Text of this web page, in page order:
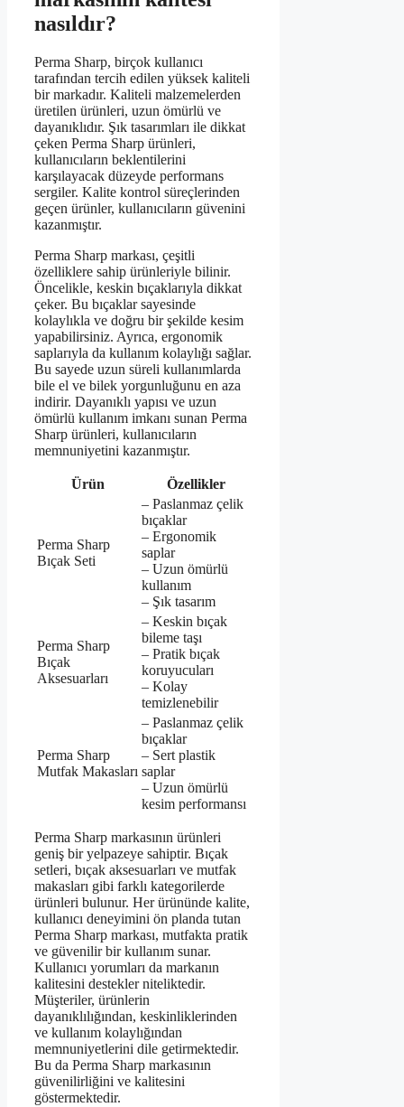
nasıldır?
Perma Sharp, birçok kullanıcı
tarafından tercih edilen yüksek kaliteli
bir markadır. Kaliteli malzemelerden
üretilen ürünleri, uzun ömürlü ve
dayanıklıdır. Şık tasarımları ile dikkat
çeken Perma Sharp ürünleri,
kullanıcıların beklentilerini
karşılayacak düzeyde performans
sergiler. Kalite kontrol süreçlerinden
geçen ürünler, kullanıcıların güvenini
kazanmıştır.
Perma Sharp markası, çeşitli
özelliklere sahip ürünleriyle bilinir.
Öncelikle, keskin bıçaklarıyla dikkat
çeker. Bu bıçaklar sayesinde
kolaylıkla ve doğru bir şekilde kesim
yapabilirsiniz. Ayrıca, ergonomik
saplarıyla da kullanım kolaylığı sağlar.
Bu sayede uzun süreli kullanımlarda
bile el ve bilek yorgunluğunu en aza
indirir. Dayanıklı yapısı ve uzun
ömürlü kullanım imkanı sunan Perma
Sharp ürünleri, kullanıcıların
memnuniyetini kazanmıştır.
Ürün Özellikler
Perma Sharp
Bıçak Seti
– Paslanmaz çelik
bıçaklar
– Ergonomik
saplar
– Uzun ömürlü
kullanım
– Şık tasarım
Perma Sharp
Bıçak
Aksesuarları
– Keskin bıçak
bileme taşı
– Pratik bıçak
koruyucuları
– Kolay
temizlenebilir
Perma Sharp
Mutfak Makasları
– Paslanmaz çelik
bıçaklar
– Sert plastik
saplar
– Uzun ömürlü
kesim performansı
Perma Sharp markasının ürünleri
geniş bir yelpazeye sahiptir. Bıçak
setleri, bıçak aksesuarları ve mutfak
makasları gibi farklı kategorilerde
ürünleri bulunur. Her ürününde kalite,
kullanıcı deneyimini ön planda tutan
Perma Sharp markası, mutfakta pratik
ve güvenilir bir kullanım sunar.
Kullanıcı yorumları da markanın
kalitesini destekler niteliktedir.
Müşteriler, ürünlerin
dayanıklılığından, keskinliklerinden
ve kullanım kolaylığından
memnuniyetlerini dile getirmektedir.
Bu da Perma Sharp markasının
güvenilirliğini ve kalitesini
göstermektedir.